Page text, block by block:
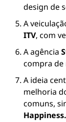
design de
A
ITV, com
A agência
compra
A ideia
melhoria
comuns,